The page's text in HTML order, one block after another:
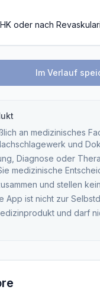
oder nach
Im Verlauf
an medizinisches
und
Diagnose oder
medizinische
und stellen
App ist nicht zur
und darf